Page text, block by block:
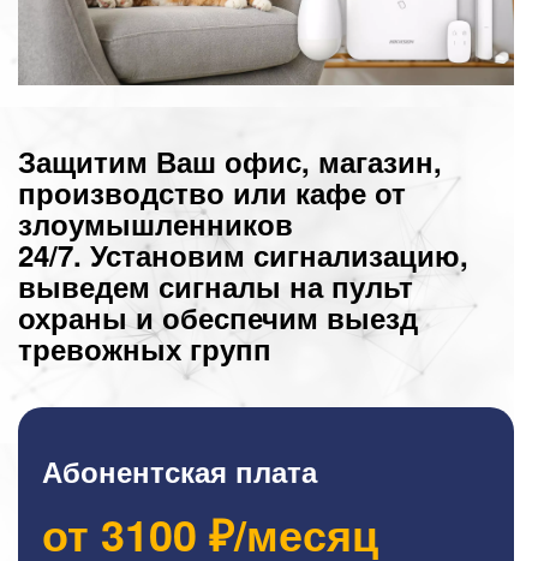
Защитим Ваш офис, магазин,
производство или кафе от
злоумышленников
24/7. Установим сигнализацию,
выведем сигналы на пульт
охраны и обеспечим выезд
тревожных групп
Абонентская плата
от 3100 ₽/месяц